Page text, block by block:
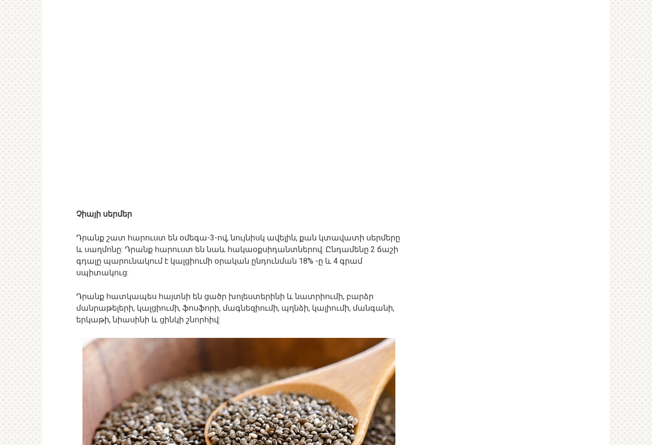
Չիայի սերմեր
Դրանք շատ հարուստ են օմեգա-3-ով, նույնիսկ ավելին, քան կտավատի սերմերը
և սաղմոնը: Դրանք հարուստ են նաև հակաօքսիդանտներով: Ընդամենը 2 ճաշի
գդալը պարունակում է կալցիումի օրական ընդունման 18% -ը և 4 գրամ
սպիտակուց:
Դրանք հատկապես հայտնի են ցածր խոլեստերինի և նատրիումի, բարձր
մանրաթելերի, կալցիումի, ֆոսֆորի, մագնեզիումի, պղնձի, կալիումի, մանգանի,
երկաթի, նիասինի և ցինկի շնորհիվ: